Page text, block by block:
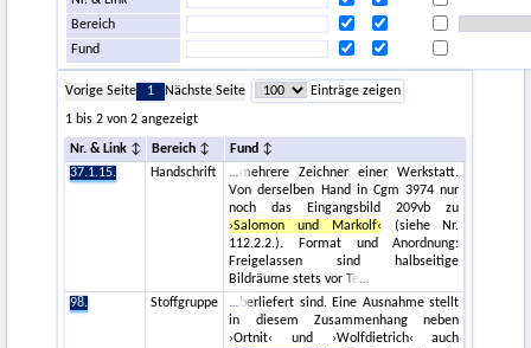
Bereich
Fund
Vorige Seite 1 Nächste Seite
Einträge zeigen
1 bis 2 von 2 angezeigt
Nr. & Link Bereich
Fund
37.1.15.
Handschrift
mehrere Zeichner einer Werkstatt.
Von derselben Hand in Cgm 3974 nur
noch das Eingangsbild 209vb zu
›Salomon und Markolf‹ (siehe Nr.
112.2.2.). Format und Anordnung:
Freigelassen sind halbseitige
Bildräume stets vor Te
98.
Stoffgruppe
berliefert sind. Eine Ausnahme stellt
in diesem Zusammenhang neben
›Ortnit‹ und ›Wolfdietrich‹ auch